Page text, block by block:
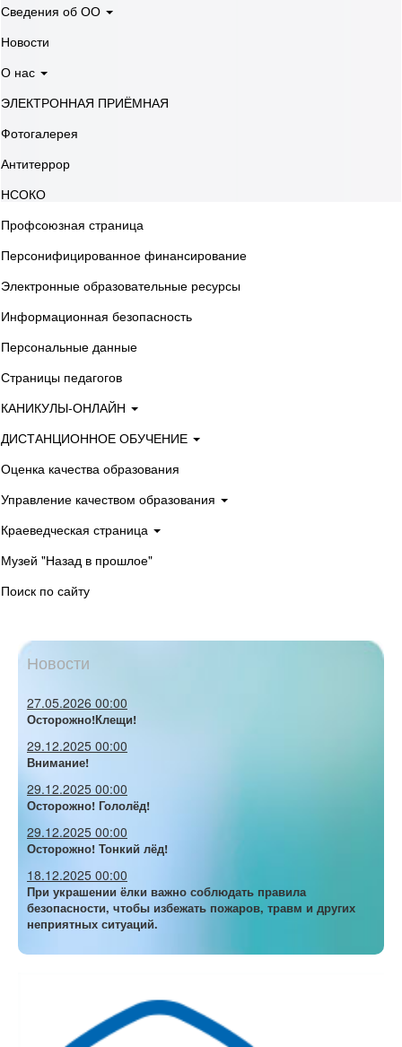
Сведения об ОО
Новости
О нас
ЭЛЕКТРОННАЯ ПРИЁМНАЯ
Фотогалерея
Антитеррор
НСОКО
Профсоюзная страница
Персонифицированное финансирование
Электронные образовательные ресурсы
Информационная безопасность
Персональные данные
Страницы педагогов
КАНИКУЛЫ-ОНЛАЙН
ДИСТАНЦИОННОЕ ОБУЧЕНИЕ
Оценка качества образования
Управление качеством образования
Краеведческая страница
Музей "Назад в прошлое"
Поиск по сайту
Новости
27.05.2026 00:00
Осторожно!Клещи!
29.12.2025 00:00
Внимание!
29.12.2025 00:00
Осторожно! Гололёд!
29.12.2025 00:00
Осторожно! Тонкий лёд!
18.12.2025 00:00
При украшении ёлки важно соблюдать правила
безопасности, чтобы избежать пожаров, травм и других
неприятных ситуаций.